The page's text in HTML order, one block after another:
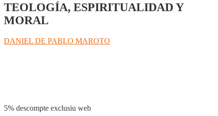
TEOLOGÍA, ESPIRITUALIDAD Y
MORAL
DANIEL DE PABLO MAROTO
5% descompte exclusiu web